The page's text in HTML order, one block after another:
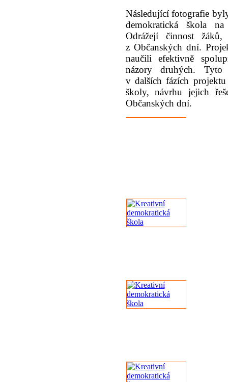
Následující fotografie
demokratická škola
Odrážejí činnost
z Občanských dní.
naučili efektivně
názory druhých.
v dalších fázích
školy, návrhu jejich
Občanských dní.